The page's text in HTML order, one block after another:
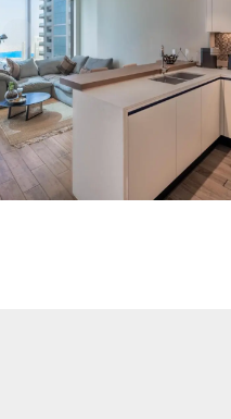
Квартира688 011 $
Jumeirah Living Marina Gate
Jumeirah Living Marina Gate, Marina
Gate, Dubai Marina, Dubai
12 73 m²